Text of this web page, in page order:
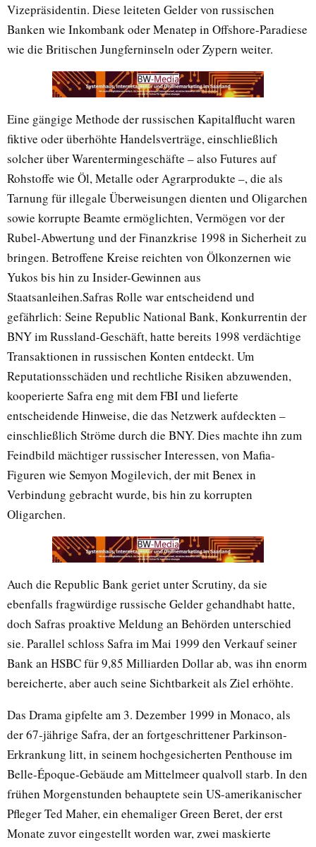
Vizepräsidentin. Diese leiteten Gelder von russischen
Banken wie Inkombank oder Menatep in Offshore-Paradiese
wie die Britischen Jungferninseln oder Zypern weiter.
Eine gängige Methode der russischen Kapitalflucht waren
fiktive oder überhöhte Handelsverträge, einschließlich
solcher über Warentermingeschäfte – also Futures auf
Rohstoffe wie Öl, Metalle oder Agrarprodukte –, die als
Tarnung für illegale Überweisungen dienten und Oligarchen
sowie korrupte Beamte ermöglichten, Vermögen vor der
Rubel-Abwertung und der Finanzkrise 1998 in Sicherheit zu
bringen. Betroffene Kreise reichten von Ölkonzernen wie
Yukos bis hin zu Insider-Gewinnen aus
Staatsanleihen.Safras Rolle war entscheidend und
gefährlich: Seine Republic National Bank, Konkurrentin der
BNY im Russland-Geschäft, hatte bereits 1998 verdächtige
Transaktionen in russischen Konten entdeckt. Um
Reputationsschäden und rechtliche Risiken abzuwenden,
kooperierte Safra eng mit dem FBI und lieferte
entscheidende Hinweise, die das Netzwerk aufdeckten –
einschließlich Ströme durch die BNY. Dies machte ihn zum
Feindbild mächtiger russischer Interessen, von Mafia-
Figuren wie Semyon Mogilevich, der mit Benex in
Verbindung gebracht wurde, bis hin zu korrupten
Oligarchen.
Auch die Republic Bank geriet unter Scrutiny, da sie
ebenfalls fragwürdige russische Gelder gehandhabt hatte,
doch Safras proaktive Meldung an Behörden unterschied
sie. Parallel schloss Safra im Mai 1999 den Verkauf seiner
Bank an HSBC für 9,85 Milliarden Dollar ab, was ihn enorm
bereicherte, aber auch seine Sichtbarkeit als Ziel erhöhte.
Das Drama gipfelte am 3. Dezember 1999 in Monaco, als
der 67-jährige Safra, der an fortgeschrittener Parkinson-
Erkrankung litt, in seinem hochgesicherten Penthouse im
Belle-Époque-Gebäude am Mittelmeer qualvoll starb. In den
frühen Morgenstunden behauptete sein US-amerikanischer
Pfleger Ted Maher, ein ehemaliger Green Beret, der erst
Monate zuvor eingestellt worden war, zwei maskierte